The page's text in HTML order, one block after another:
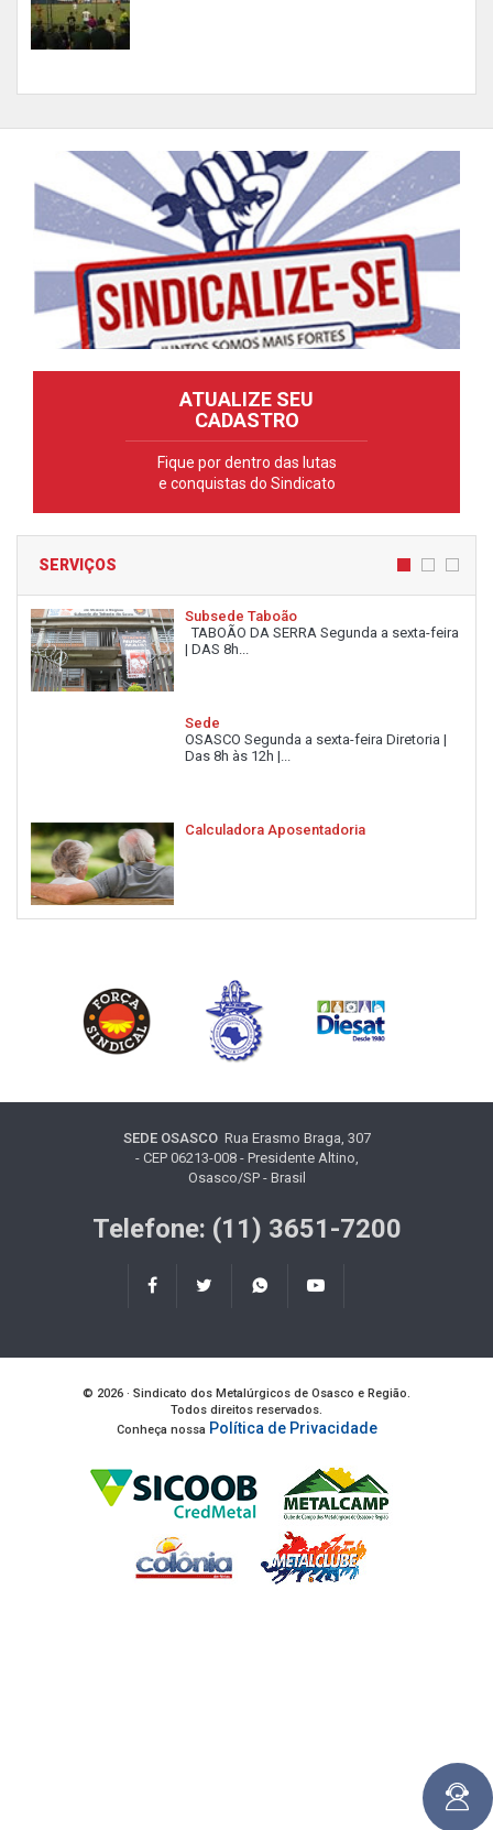
ATUALIZE SEU
CADASTRO
Fique por dentro das lutas
e conquistas do Sindicato
SERVIÇOS
Subsede Taboão
TABOÃO DA SERRA Segunda a sexta-feira
| DAS 8h...
Sede
OSASCO Segunda a sexta-feira Diretoria |
Das 8h às 12h |...
Calculadora Aposentadoria
SEDE OSASCORua Erasmo Braga, 307
- CEP 06213-008 - Presidente Altino,
Osasco/SP - Brasil
Telefone: (11) 3651-7200
© 2026 · Sindicato dos Metalúrgicos de Osasco e Região.
Todos direitos reservados.
Conheça nossa Política de Privacidade